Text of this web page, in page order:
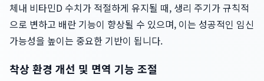
체내 비타민D 수치가 적절하게 유지될 때, 생리 주기가 규칙적
으로 변하고 배란 기능이 향상될 수 있으며, 이는 성공적인 임신
가능성을 높이는 중요한 기반이 됩니다.
착상 환경 개선 및 면역 기능 조절